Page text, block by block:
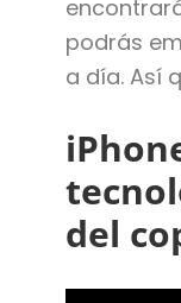
podrás
a día. Así
del